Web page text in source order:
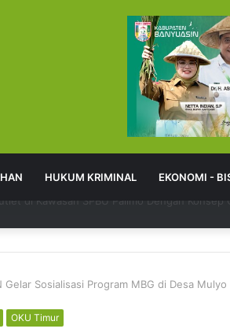
HUKUM KRIMINAL EKONOMI -
Gelar Sosialisasi Program MBG di Desa
OKU Timur